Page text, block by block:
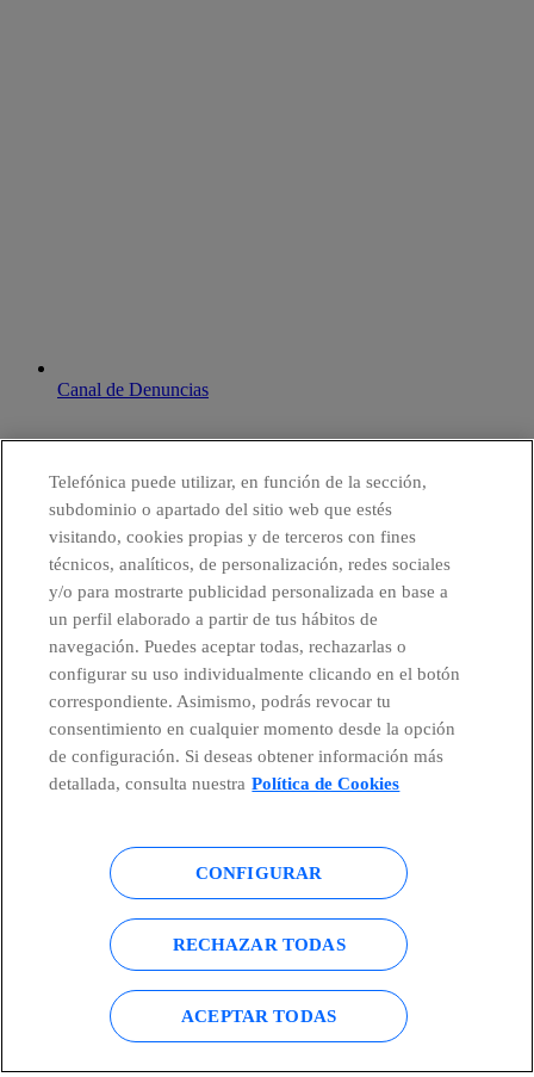
Canal de Denuncias
Centro Global Transparencia
© Telefónica S.A.
Configurar cookies
Política de cookies
Aviso legal
Accesibilidad
Política de privacidad
Telefónica puede utilizar, en función de la sección,
subdominio o apartado del sitio web que estés
visitando, cookies propias y de terceros con fines
técnicos, analíticos, de personalización, redes sociales
y/o para mostrarte publicidad personalizada en base a
un perfil elaborado a partir de tus hábitos de
navegación. Puedes aceptar todas, rechazarlas o
configurar su uso individualmente clicando en el botón
correspondiente. Asimismo, podrás revocar tu
consentimiento en cualquier momento desde la opción
de configuración. Si deseas obtener información más
detallada, consulta nuestra Política de Cookies
CONFIGURAR
RECHAZAR TODAS
ACEPTAR TODAS